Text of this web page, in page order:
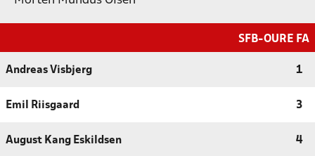
SFB-OURE FA
Andreas Visbjerg 1
Emil Riisgaard 3
August Kang Eskildsen 4